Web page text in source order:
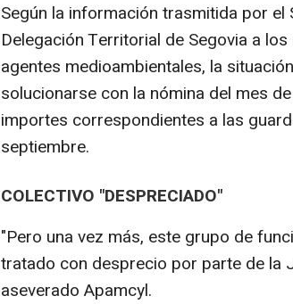
Según la información trasmitida por
Delegación Territorial de Segovia a
agentes medioambientales, la
solucionarse con la nómina del mes
importes correspondientes a las
septiembre.
COLECTIVO "DESPRECIADO"
"Pero una vez más, este grupo de
tratado con desprecio por parte de la
aseverado Apamcyl.